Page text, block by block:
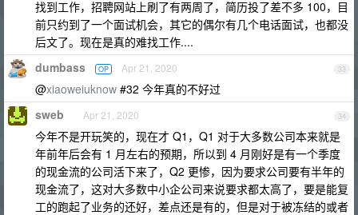
找到工作，招聘网站上刷了有两周了，简历投了差不多 100，目
前只约到了一个面试机会，其它的偶尔有几个电话面试，也都没
后文了。现在是真的难找工作....
33
dumbass OP Apr 21, 2020
@xiaoweiuknow #32 今年真的不好过
34
sweb Apr 21, 2020
今年不是开玩笑的，现在才 Q1，Q1 对于大多数公司本来就是
年前年后会有 1 月左右的预期，所以到 4 月刚好是有一个季度
的现金流的公司活下来了，Q2 更惨，因为要求公司要有半年的
现金流了，这对大多数中小企公司来说要求都太高了，要是能复
工的跑起了业务的还好，差点还是有的，但是对于被冻结的或者